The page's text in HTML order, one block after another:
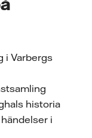
i Varbergs
historia
i